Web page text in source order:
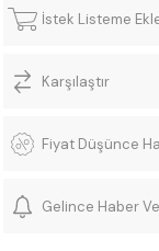
İstek Listeme
Karşılaştır
Fiyat Düşünce
Gelince Haber